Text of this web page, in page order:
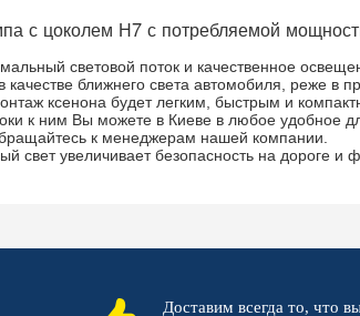
с цоколем Н7 с потребляемой
световой поток и качественное
ближнего света автомобиля, реже в
ксенона будет легким, быстрым и
к ним Вы можете в Киеве в любое удобное
к менеджерам нашей компании.
свет увеличивает безопасность на дороге
Доставим всегда то, что